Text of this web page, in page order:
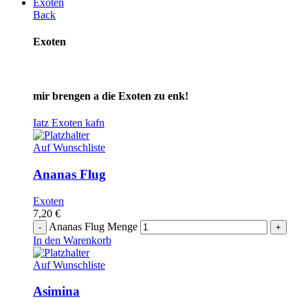
Exoten
Back
Exoten
mir brengen a die Exoten zu enk!
Iatz Exoten kafn
Auf Wunschliste
Ananas Flug
Exoten
7,20 €
Ananas Flug Menge
In den Warenkorb
Auf Wunschliste
Asimina